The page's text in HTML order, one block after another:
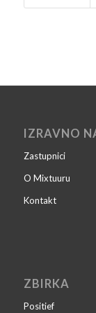
IZRAVNO
Zastupnici
O Mixtuuru
Kontakt
ZBIRKA
Positief